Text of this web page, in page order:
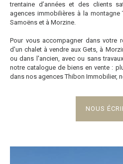
trentaine d’années et des clients
agences immobilières à la montagne
Samoëns et à Morzine.
Pour vous accompagner dans votre
d'un chalet à vendre aux Gets, à
ou dans l'ancien, avec ou sans
notre catalogue de biens en vente :
dans nos agences Thibon Immobilier,
NOUS